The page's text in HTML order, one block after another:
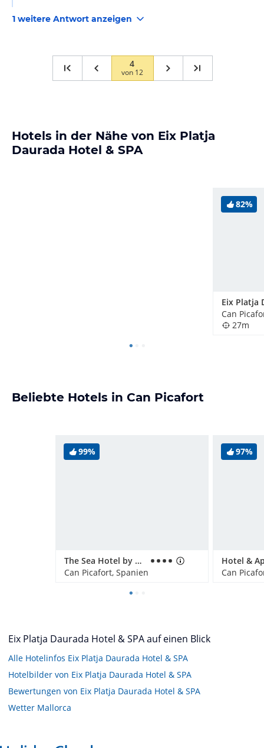
1 weitere Antwort anzeigen
4
von 12
Hotels in der Nähe von Eix Platja
Daurada Hotel & SPA
82%
Can
27m
Beliebte Hotels in Can Picafort
99%
The Sea Hotel by Grupotel - Adults only
Can Picafort, Spanien
97%
Can
Eix Platja Daurada Hotel & SPA auf einen Blick
Alle Hotelinfos Eix Platja Daurada Hotel & SPA
Hotelbilder von Eix Platja Daurada Hotel & SPA
Bewertungen von Eix Platja Daurada Hotel & SPA
Wetter Mallorca